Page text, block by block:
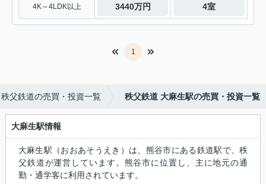
4K～4LDK以上 3440万円 4室
1
秩父鉄道の売買・投資一覧 秩父鉄道 大麻生駅の売買・投資一覧
大麻生駅情報
大麻生駅（おおあそうえき）は、熊谷市にある鉄道駅で、秩
父鉄道が運営しています。熊谷市に位置し、主に地元の通
勤・通学客に利用されています。